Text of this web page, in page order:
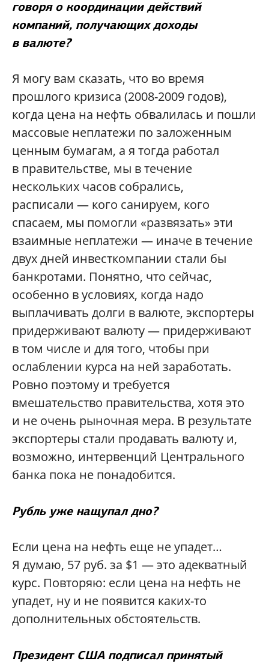
говоря о координации действий
компаний, получающих доходы
в валюте?
Я могу вам сказать, что во время
прошлого кризиса (2008-2009 годов),
когда цена на нефть обвалилась и пошли
массовые неплатежи по заложенным
ценным бумагам, а я тогда работал
в правительстве, мы в течение
нескольких часов собрались,
расписали — кого санируем, кого
спасаем, мы помогли «развязать» эти
взаимные неплатежи — иначе в течение
двух дней инвесткомпании стали бы
банкротами. Понятно, что сейчас,
особенно в условиях, когда надо
выплачивать долги в валюте, экспортеры
придерживают валюту — придерживают
в том числе и для того, чтобы при
ослаблении курса на ней заработать.
Ровно поэтому и требуется
вмешательство правительства, хотя это
и не очень рыночная мера. В результате
экспортеры стали продавать валюту и,
возможно, интервенций Центрального
банка пока не понадобится.
Рубль уже нащупал дно?
Если цена на нефть еще не упадет…
Я думаю, 57 руб. за $1 — это адекватный
курс. Повторяю: если цена на нефть не
упадет, ну и не появится каких-то
дополнительных обстоятельств.
Президент США подписал принятый